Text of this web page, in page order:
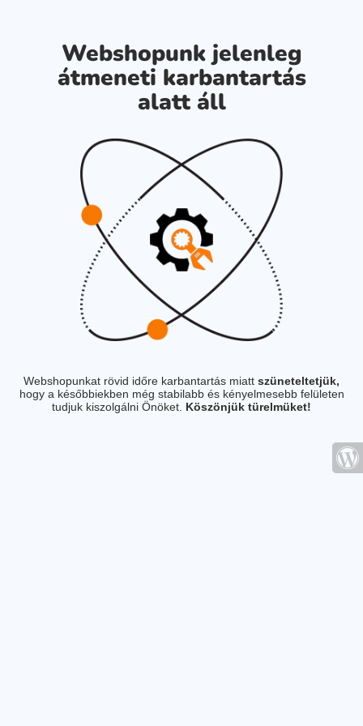
Webshopunk jelenleg
átmeneti karbantartás
alatt áll
Webshopunkat rövid időre karbantartás miatt szüneteltetjük,
hogy a későbbiekben még stabilabb és kényelmesebb felületen
tudjuk kiszolgálni Önöket. Köszönjük türelmüket!